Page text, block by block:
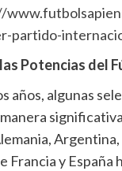
partido-
Potencias del
años, algunas
Argentina,
Francia y España